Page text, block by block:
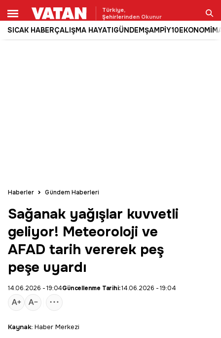
Türkiye,
Şehirlerinden Okunur
SICAK HABERÇALIŞMA HAYATIGÜNDEMŞAMPİY10EKONOMİ
Ara
Haberler Gündem Haberleri
Sağanak yağışlar kuvvetli
geliyor! Meteoroloji ve
AFAD tarih vererek peş
peşe uyardı
14.06.2026 - 19:04Güncellenme Tarihi:14.06.2026 - 19:04
Kaynak: Haber Merkezi